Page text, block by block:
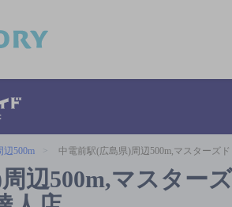
辺500m 中電前駅(広島県)周辺500m,マスターズ
辺500m,マスター